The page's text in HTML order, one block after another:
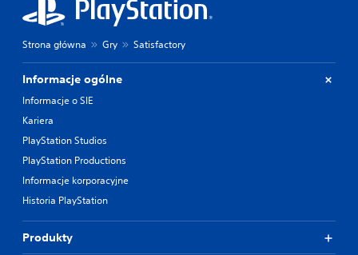
Strona główna Gry Satisfactory
Informacje ogólne
Informacje o SIE
Kariera
PlayStation Studios
PlayStation Productions
Informacje korporacyjne
Historia PlayStation
Produkty